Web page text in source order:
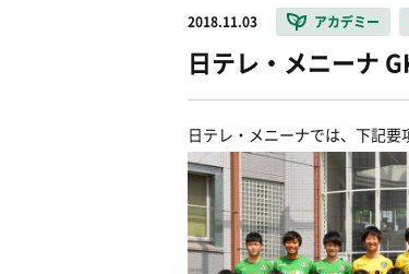
2018.11.03 アカデミー
日テレ・メニーナ
日テレ・メニーナでは、下記要